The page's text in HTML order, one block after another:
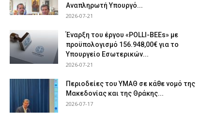
Αναπληρωτή Υπουργό...
2026-07-21
Έναρξη του έργου «POLLI-BEEs» με
προϋπολογισμό 156.948,00€ για το
Υπουργείο Εσωτερικών...
2026-07-21
Περιοδείες του ΥΜΑΘ σε κάθε νομό της
Μακεδονίας και της Θράκης...
2026-07-17